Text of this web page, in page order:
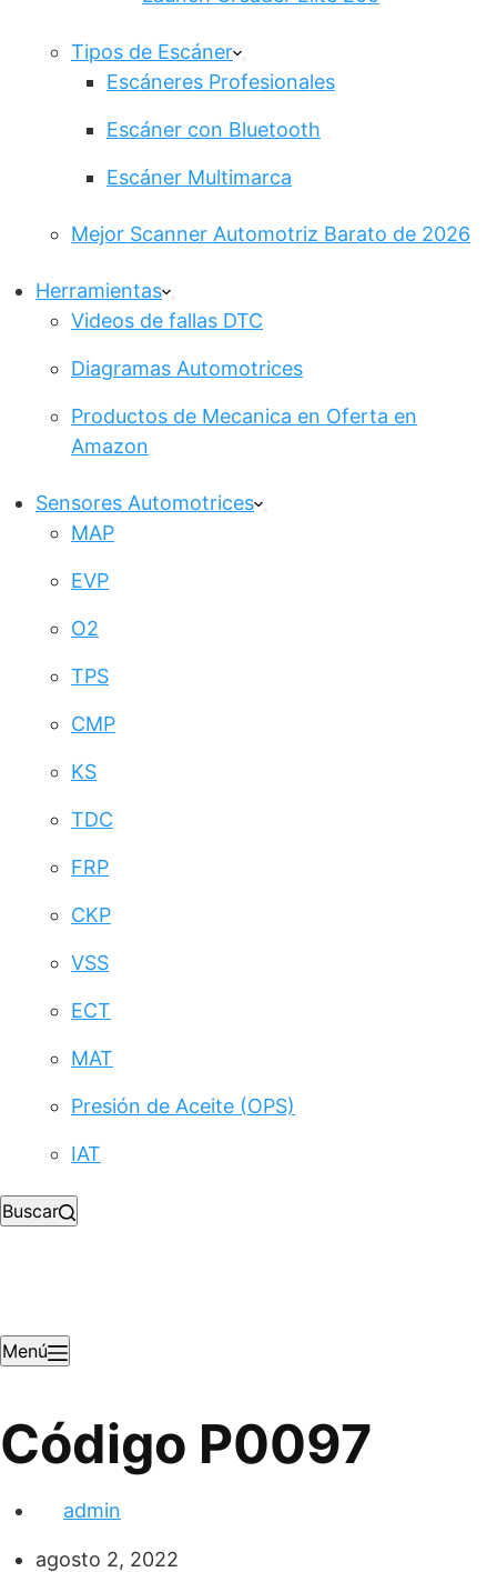
Tipos de Escáner
Escáneres Profesionales
Escáner con Bluetooth
Escáner Multimarca
Mejor Scanner Automotriz Barato de 2026
Herramientas
Videos de fallas DTC
Diagramas Automotrices
Productos de Mecanica en Oferta en
Amazon
Sensores Automotrices
MAP
EVP
O2
TPS
CMP
KS
TDC
FRP
CKP
VSS
ECT
MAT
Presión de Aceite (OPS)
IAT
Buscar
Menú
Código P0097
admin
agosto 2, 2022